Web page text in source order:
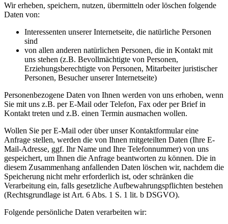
Wir erheben, speichern, nutzen, übermitteln oder löschen folgende
Daten von:
Interessenten unserer Internetseite, die natürliche Personen
sind
von allen anderen natürlichen Personen, die in Kontakt mit
uns stehen (z.B. Bevollmächtigte von Personen,
Erziehungsberechtigte von Personen, Mitarbeiter juristischer
Personen, Besucher unserer Internetseite)
Personenbezogene Daten von Ihnen werden von uns erhoben, wenn
Sie mit uns z.B. per E-Mail oder Telefon, Fax oder per Brief in
Kontakt treten und z.B. einen Termin ausmachen wollen.
Wollen Sie per E-Mail oder über unser Kontaktformular eine
Anfrage stellen, werden die von Ihnen mitgeteilten Daten (Ihre E-
Mail-Adresse, ggf. Ihr Name und Ihre Telefonnummer) von uns
gespeichert, um Ihnen die Anfrage beantworten zu können. Die in
diesem Zusammenhang anfallenden Daten löschen wir, nachdem die
Speicherung nicht mehr erforderlich ist, oder schränken die
Verarbeitung ein, falls gesetzliche Aufbewahrungspflichten bestehen
(Rechtsgrundlage ist Art. 6 Abs. 1 S. 1 lit. b DSGVO).
Folgende persönliche Daten verarbeiten wir: